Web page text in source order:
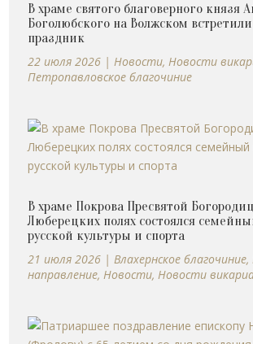
В храме святого благоверного князя
Боголюбского на Волжском
праздник
22 июля 2026 |Новости,Новости
Петропавловское благочиние
В храме Покрова Пресвятой
Люберецких полях состоялся
русской культуры и спорта
21 июля 2026 |Влахернское благочиние,
направление,Новости,Новости